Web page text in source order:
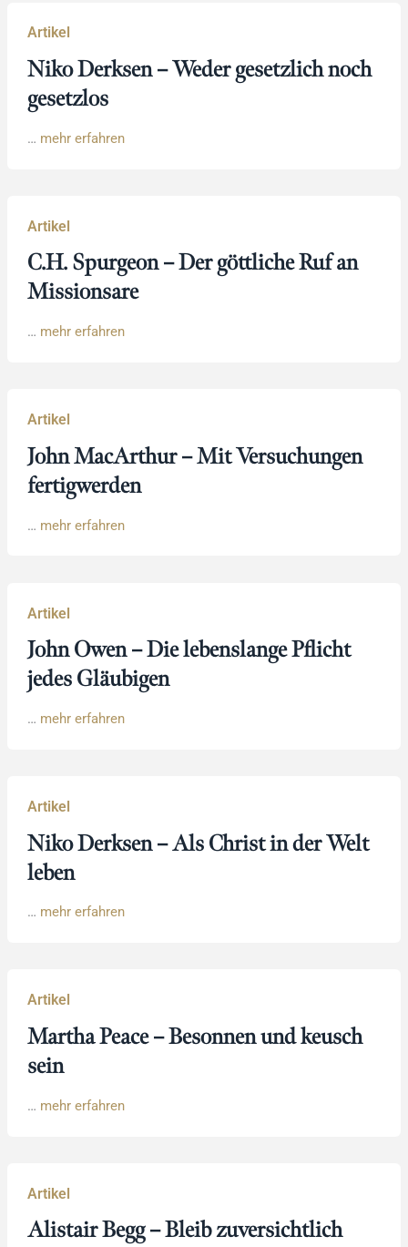
Artikel
Niko Derksen – Weder gesetzlich noch
gesetzlos
… mehr erfahren
Artikel
C.H. Spurgeon – Der göttliche Ruf an
Missionsare
… mehr erfahren
Artikel
John MacArthur – Mit Versuchungen
fertigwerden
… mehr erfahren
Artikel
John Owen – Die lebenslange Pflicht
jedes Gläubigen
… mehr erfahren
Artikel
Niko Derksen – Als Christ in der Welt
leben
… mehr erfahren
Artikel
Martha Peace – Besonnen und keusch
sein
… mehr erfahren
Artikel
Alistair Begg – Bleib zuversichtlich